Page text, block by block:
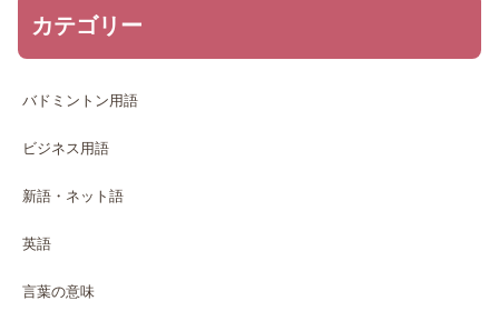
カテゴリー
バドミントン用語
ビジネス用語
新語・ネット語
英語
言葉の意味